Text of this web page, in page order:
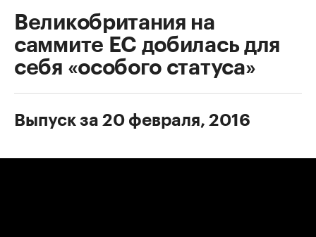
Великобритания на
саммите EC добилась для
себя «особого статуса»
Выпуск за 20 февраля, 2016